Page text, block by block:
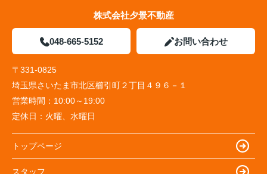
株式会社夕景不動産
048-665-5152 お問い合わせ
〒331-0825
埼玉県さいたま市北区櫛引町２丁目４９６－１
営業時間： 10:00～19:00
定休日： 火曜、水曜日
トップページ
スタッフ